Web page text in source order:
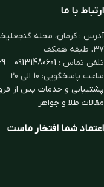
ارتباط با ما
آدرس : کرمان، محله
37، طبقه همکف
تلفن تماس : 09131480601
–
ساعت پاسخگویی: 10 الی 20
پشتیبانی و خدمات پس از
مقالات طلا و جواهر
اعتماد شما افتخار ماست